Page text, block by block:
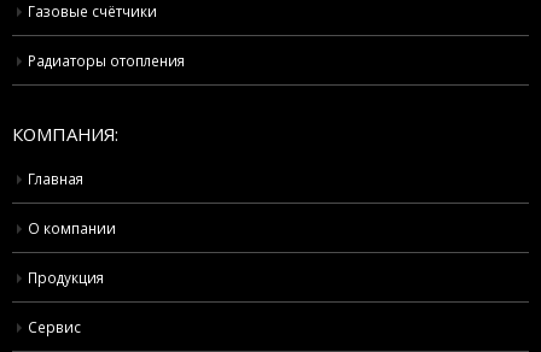
Газовые счётчики
Радиаторы отопления
КОМПАНИЯ:
Главная
О компании
Продукция
Сервис